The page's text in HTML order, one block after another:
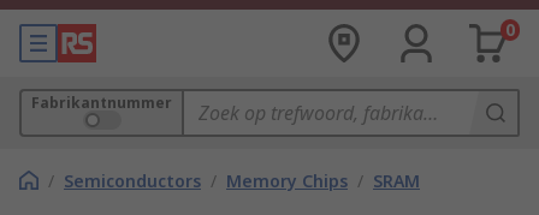
0
Fabrikantnummer
/ Semiconductors / Memory Chips / SRAM